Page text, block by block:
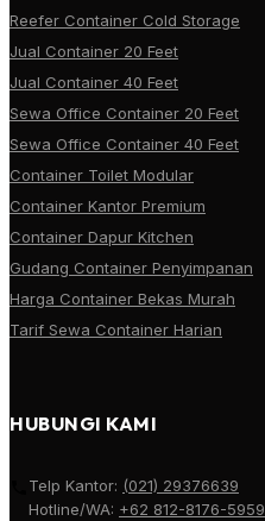
Reefer Container Cold Storage
Jual Container 20 Feet
Jual Container 40 Feet
Sewa Office Container 20 Feet
Sewa Office Container 40 Feet
Container Toilet Modular
Container Kantor Premium
Container Dapur Kitchen
Gudang Container Penyimpanan
Harga Container Bekas Murah
Tarif Sewa Container Harian
HUBUNGI KAMI
Telp Kantor: (021) 29376639
Hotline/WA: +62 812-8176-5959